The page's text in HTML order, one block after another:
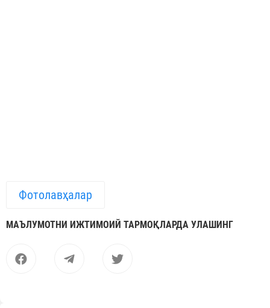
Фотолавҳалар
МАЪЛУМОТНИ ИЖТИМОИЙ ТАРМОҚЛАРДА УЛАШИНГ